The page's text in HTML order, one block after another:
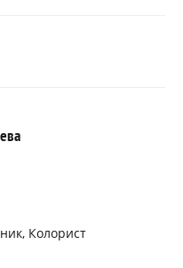
Колорист